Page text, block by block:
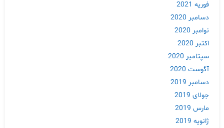
فوریه 2021
دسامبر 2020
نوامبر 2020
اکتبر 2020
سپتامبر 2020
آگوست 2020
دسامبر 2019
جولای 2019
مارس 2019
ژانویه 2019